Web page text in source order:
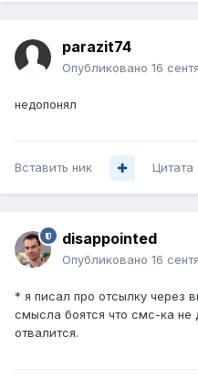
parazit74
Опубликовано 16
недопонял
Вставить ник Цитата
disappointed
Опубликовано 16
* я писал про отсылку через
смысла боятся что смс-ка не
отвалится.